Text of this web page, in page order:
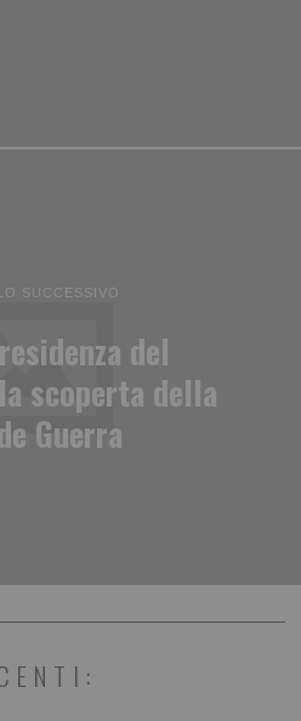
SUCCESSIVO
del
scoperta della
Guerra